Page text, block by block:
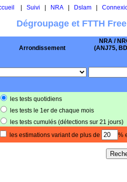
Suivi NRA| Dslam|
Dégroupage et FTTH
Arrondissement
NRA /
(ANJ75,
les tests quotidiens
les tests le 1er de chaque mois
les tests cumulés (détections sur 21 jours)
les estimations variant de plus de %